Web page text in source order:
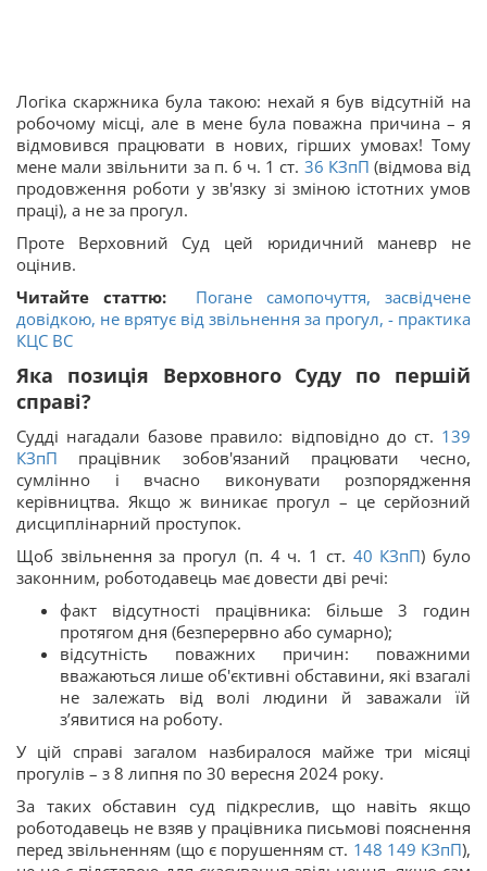
Логіка скаржника була такою: нехай я був відсутній на
робочому місці, але в мене була поважна причина – я
відмовився працювати в нових, гірших умовах! Тому
мене мали звільнити за п. 6 ч. 1 ст. 36 КЗпП (відмова від
продовження роботи у зв'язку зі зміною істотних умов
праці), а не за прогул.
Проте Верховний Суд цей юридичний маневр не
оцінив.
Читайте статтю:
Погане самопочуття, засвідчене
довідкою, не врятує від звільнення за прогул, - практика
КЦС ВС
Яка позиція Верховного Суду по першій
справі?
Судді нагадали базове правило: відповідно до ст. 139
КЗпП працівник зобов'язаний працювати чесно,
сумлінно і вчасно виконувати розпорядження
керівництва. Якщо ж виникає прогул – це серйозний
дисциплінарний проступок.
Щоб звільнення за прогул (п. 4 ч. 1 ст. 40 КЗпП) було
законним, роботодавець має довести дві речі:
факт відсутності працівника: більше 3 годин
протягом дня (безперервно або сумарно);
відсутність поважних причин: поважними
вважаються лише об'єктивні обставини, які взагалі
не залежать від волі людини й заважали їй
з’явитися на роботу.
У цій справі загалом назбиралося майже три місяці
прогулів – з 8 липня по 30 вересня 2024 року.
За таких обставин суд підкреслив, що навіть якщо
роботодавець не взяв у працівника письмові пояснення
перед звільненням (що є порушенням ст. 148 149 КЗпП),